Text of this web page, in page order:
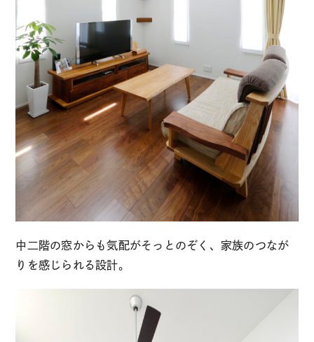
中二階の窓からも気配がそっとのぞく、家族のつなが
りを感じられる設計。